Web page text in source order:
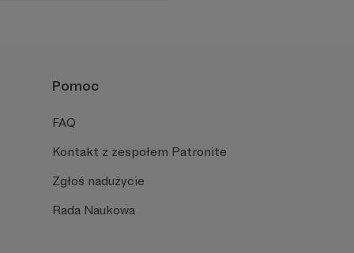
Pomoc
FAQ
Kontakt z zespołem Patronite
Zgłoś nadużycie
Rada Naukowa